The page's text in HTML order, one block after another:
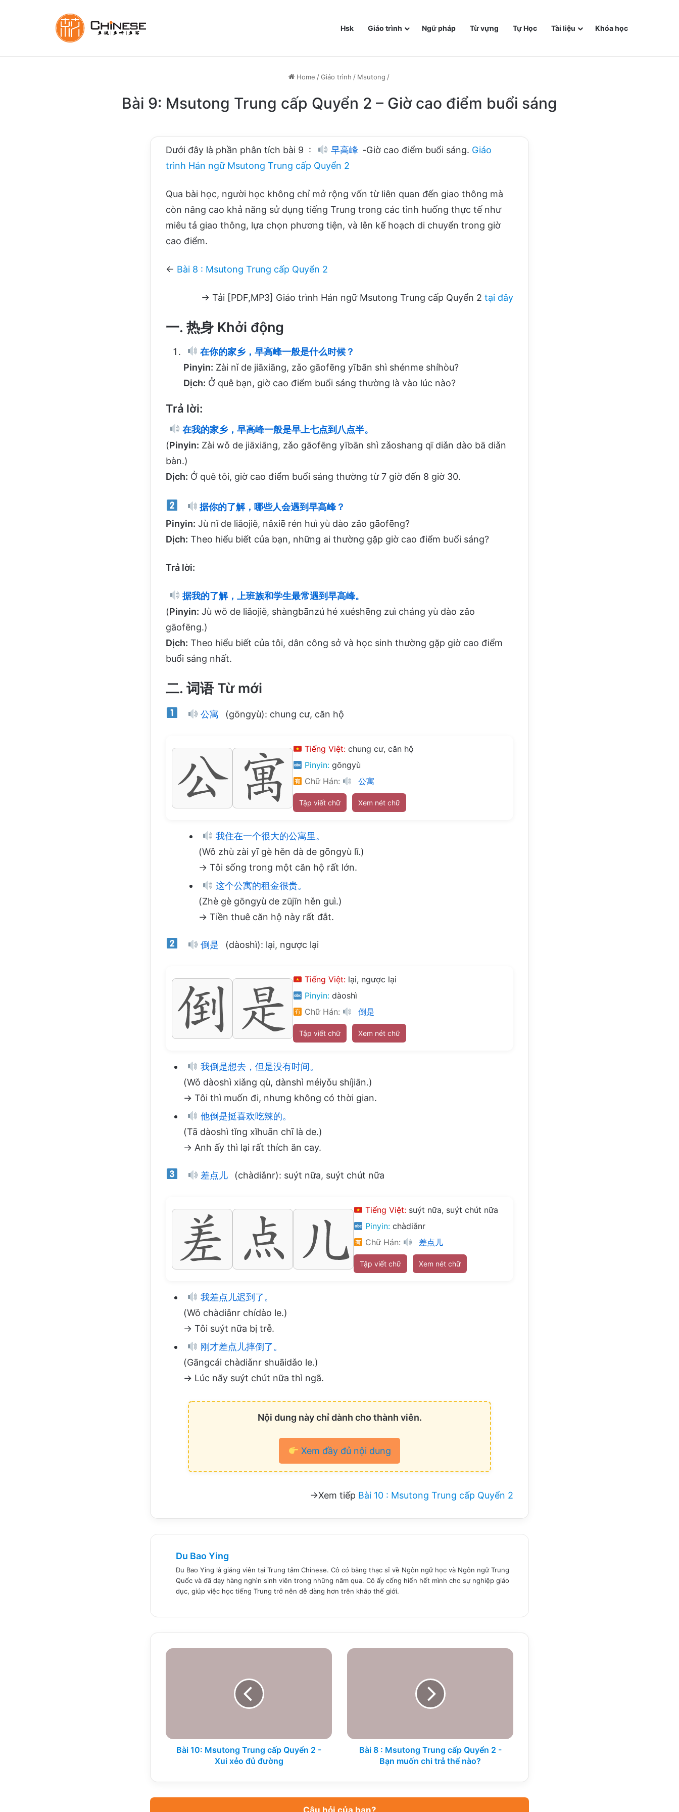
Hsk Giáo trình Ngữ pháp Từ vựng Tự Học Tài liệu Khóa học
Home / Giáo trình / Msutong /
Bài 9: Msutong Trung cấp Quyển 2 – Giờ cao điểm buổi sáng
Dưới đây là phần phân tích bài 9 : 早高峰 -Giờ cao điểm buổi sáng. Giáo
trình Hán ngữ Msutong Trung cấp Quyển 2
Qua bài học, người học không chỉ mở rộng vốn từ liên quan đến giao thông mà
còn nâng cao khả năng sử dụng tiếng Trung trong các tình huống thực tế như
miêu tả giao thông, lựa chọn phương tiện, và lên kế hoạch di chuyển trong giờ
cao điểm.
← Bài 8 : Msutong Trung cấp Quyển 2
→ Tải [PDF,MP3] Giáo trình Hán ngữ Msutong Trung cấp Quyển 2 tại đây
一. 热身 Khởi động
在你的家乡，早高峰一般是什么时候？
Pinyin: Zài nǐ de jiāxiāng, zǎo gāofēng yībān shì shénme shíhòu?
Dịch: Ở quê bạn, giờ cao điểm buổi sáng thường là vào lúc nào?
Trả lời:
在我的家乡，早高峰一般是早上七点到八点半。
(Pinyin: Zài wǒ de jiāxiāng, zǎo gāofēng yībān shì zǎoshang qī diǎn dào bā diǎn
bàn.)
Dịch: Ở quê tôi, giờ cao điểm buổi sáng thường từ 7 giờ đến 8 giờ 30.
据你的了解，哪些人会遇到早高峰？
Pinyin: Jù nǐ de liǎojiě, nǎxiē rén huì yù dào zǎo gāofēng?
Dịch: Theo hiểu biết của bạn, những ai thường gặp giờ cao điểm buổi sáng?
Trả lời:
据我的了解，上班族和学生最常遇到早高峰。
(Pinyin: Jù wǒ de liǎojiě, shàngbānzú hé xuéshēng zuì cháng yù dào zǎo
gāofēng.)
Dịch: Theo hiểu biết của tôi, dân công sở và học sinh thường gặp giờ cao điểm
buổi sáng nhất.
二. 词语 Từ mới
公寓 (gōngyù): chung cư, căn hộ
Tiếng Việt: chung cư, căn hộ
Pinyin: gōngyù
Chữ Hán:
公寓
Tập viết chữ Xem nét chữ
我住在一个很大的公寓里。
(Wǒ zhù zài yī gè hěn dà de gōngyù lǐ.)
→ Tôi sống trong một căn hộ rất lớn.
这个公寓的租金很贵。
(Zhè gè gōngyù de zūjīn hěn guì.)
→ Tiền thuê căn hộ này rất đắt.
倒是 (dàoshì): lại, ngược lại
Tiếng Việt: lại, ngược lại
Pinyin: dàoshì
Chữ Hán:
倒是
Tập viết chữ Xem nét chữ
我倒是想去，但是没有时间。
(Wǒ dàoshì xiǎng qù, dànshì méiyǒu shíjiān.)
→ Tôi thì muốn đi, nhưng không có thời gian.
他倒是挺喜欢吃辣的。
(Tā dàoshì tǐng xǐhuān chī là de.)
→ Anh ấy thì lại rất thích ăn cay.
差点儿 (chàdiǎnr): suýt nữa, suýt chút nữa
Tiếng Việt: suýt nữa, suýt chút nữa
Pinyin: chàdiǎnr
Chữ Hán:
差点儿
Tập viết chữ Xem nét chữ
我差点儿迟到了。
(Wǒ chàdiǎnr chídào le.)
→ Tôi suýt nữa bị trễ.
刚才差点儿摔倒了。
(Gāngcái chàdiǎnr shuāidǎo le.)
→ Lúc nãy suýt chút nữa thì ngã.
Nội dung này chỉ dành cho thành viên.
Xem đầy đủ nội dung
→Xem tiếp Bài 10 : Msutong Trung cấp Quyển 2
Du Bao Ying
Du Bao Ying là giảng viên tại Trung tâm Chinese. Cô có bằng thạc sĩ về Ngôn ngữ học và Ngôn ngữ Trung
Quốc và đã dạy hàng nghìn sinh viên trong những năm qua. Cô ấy cống hiến hết mình cho sự nghiệp giáo
dục, giúp việc học tiếng Trung trở nên dễ dàng hơn trên khắp thế giới.
Bài
Xui
Bài 10: Msutong Trung cấp Quyển 2 -
Xui xẻo đủ đường
Bài
-
trả
Bài 8 : Msutong Trung cấp Quyển 2 -
Bạn muốn chi trả thế nào?
Câu hỏi của bạn?